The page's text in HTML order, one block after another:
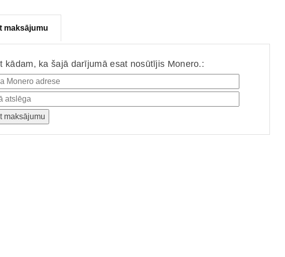
maksājumu
kādam, ka šajā darījumā esat nosūtījis Monero.: